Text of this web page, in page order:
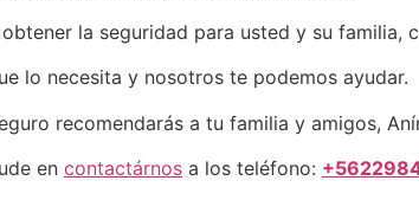
la seguridad para usted y su familia,
lo necesita y nosotros te podemos ayudar.
recomendarás a tu familia y amigos,
en contactárnos a los teléfono: